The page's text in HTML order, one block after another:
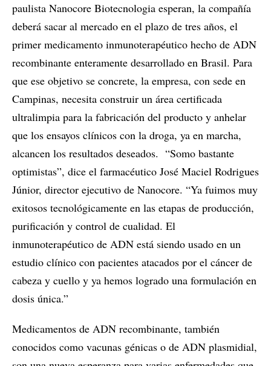
paulista Nanocore Biotecnologia esperan, la compañía
deberá sacar al mercado en el plazo de tres años, el
primer medicamento inmunoterapéutico hecho de ADN
recombinante enteramente desarrollado en Brasil. Para
que ese objetivo se concrete, la empresa, con sede en
Campinas, necesita construir un área certificada
ultralimpia para la fabricación del producto y anhelar
que los ensayos clínicos con la droga, ya en marcha,
alcancen los resultados deseados. “Somo bastante
optimistas”, dice el farmacéutico José Maciel Rodrigues
Júnior, director ejecutivo de Nanocore. “Ya fuimos muy
exitosos tecnológicamente en las etapas de producción,
purificación y control de cualidad. El
inmunoterapéutico de ADN está siendo usado en un
estudio clínico con pacientes atacados por el cáncer de
cabeza y cuello y ya hemos logrado una formulación en
dosis única.”
Medicamentos de ADN recombinante, también
conocidos como vacunas génicas o de ADN plasmidial,